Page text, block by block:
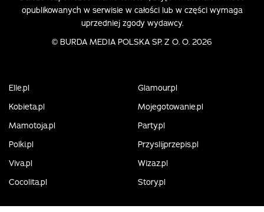
opublikowanych w serwisie w całości lub w części wymaga
uprzedniej zgody wydawcy.
© BURDA MEDIA POLSKA SP. Z O. O. 2026
Elle.pl
Glamour.pl
Kobieta.pl
Mojegotowanie.pl
Mamotoja.pl
Party.pl
Polki.pl
Przyslijprzepis.pl
Viva.pl
Wizaz.pl
Cocolita.pl
Story.pl